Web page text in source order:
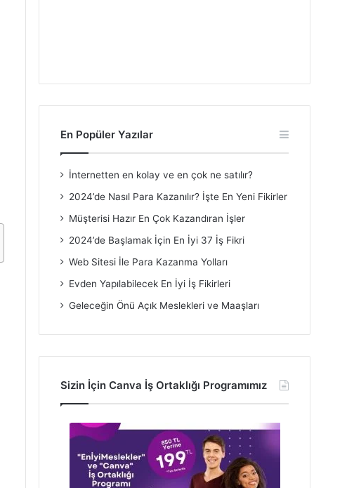
En Popüler Yazılar
İnternetten en kolay ve en çok ne satılır?
2024’de Nasıl Para Kazanılır? İşte En Yeni Fikirler
Müşterisi Hazır En Çok Kazandıran İşler
2024’de Başlamak İçin En İyi 37 İş Fikri
Web Sitesi İle Para Kazanma Yolları
Evden Yapılabilecek En İyi İş Fikirleri
Geleceğin Önü Açık Meslekleri ve Maaşları
Sizin İçin Canva İş Ortaklığı Programımız